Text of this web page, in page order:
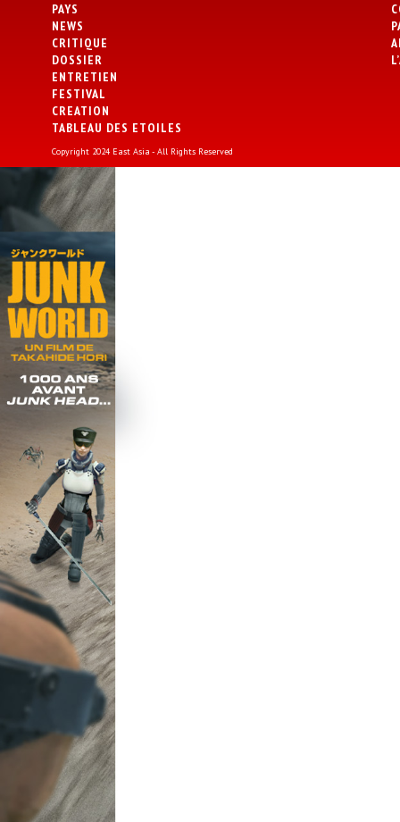
PAYS
NEWS
CRITIQUE
DOSSIER
ENTRETIEN
FESTIVAL
CREATION
TABLEAU DES ETOILES
Copyright 2024 East Asia - All Rights Reserved